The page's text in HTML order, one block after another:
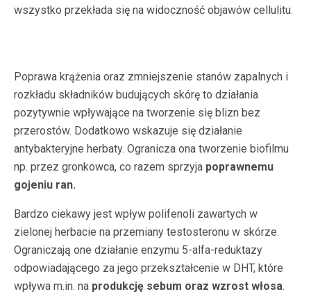
wszystko przekłada się na widoczność objawów cellulitu.
Poprawa krążenia oraz zmniejszenie stanów zapalnych i
rozkładu składników budujących skórę to działania
pozytywnie wpływające na tworzenie się blizn bez
przerostów. Dodatkowo wskazuje się działanie
antybakteryjne herbaty. Ogranicza ona tworzenie biofilmu
np. przez gronkowca, co razem sprzyja poprawnemu
gojeniu ran.
Bardzo ciekawy jest wpływ polifenoli zawartych w
zielonej herbacie na przemiany testosteronu w skórze.
Ograniczają one działanie enzymu 5-alfa-reduktazy
odpowiadającego za jego przekształcenie w DHT, które
wpływa m.in. na produkcję sebum oraz wzrost włosa.